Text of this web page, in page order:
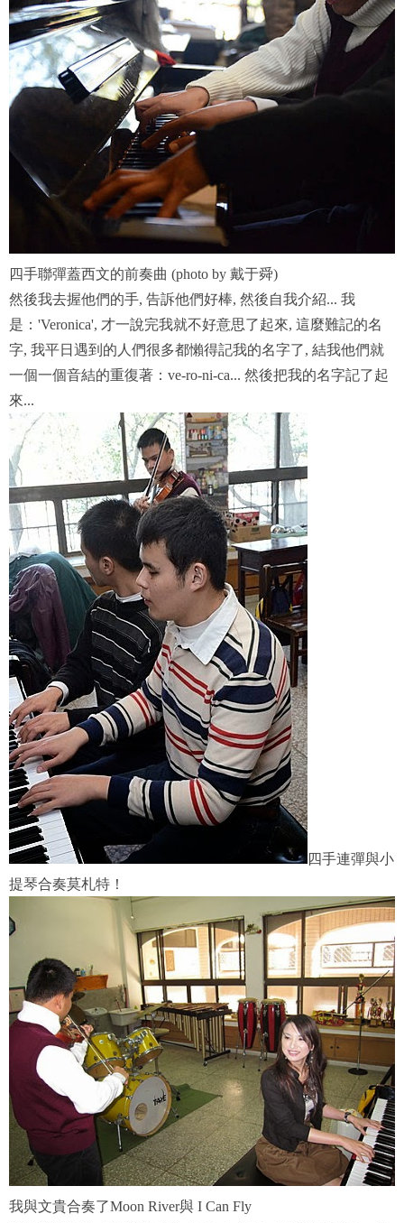
四手聯彈蓋西文的前奏曲 (photo by 戴于舜)
然後我去握他們的手, 告訴他們好棒, 然後自我介紹... 我
是：'Veronica', 才一說完我就不好意思了起來, 這麼難記的名
字, 我平日遇到的人們很多都懶得記我的名字了, 結我他們就
一個一個音結的重復著：ve-ro-ni-ca... 然後把我的名字記了起
來...
四手連彈與小
提琴合奏莫札特！
我與文貴合奏了Moon River與 I Can Fly